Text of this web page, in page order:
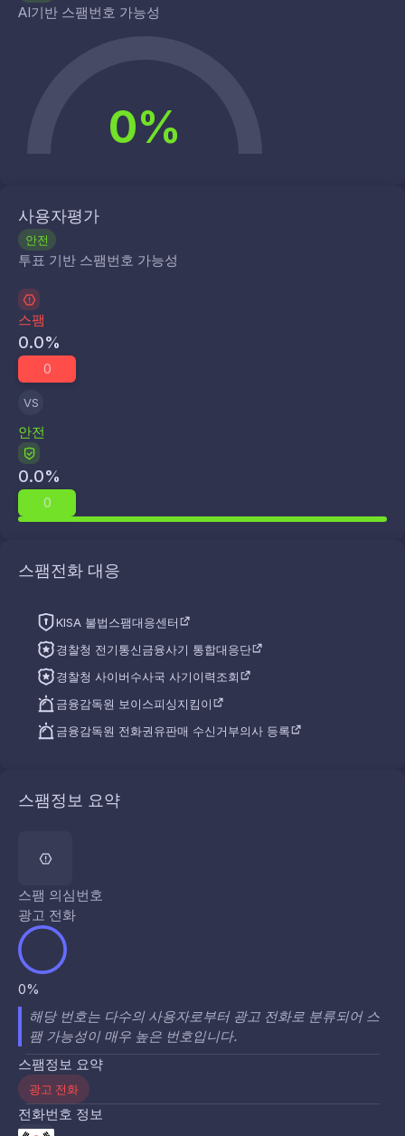
AI기반 스팸번호 가능성
0%
사용자평가
안전
투표 기반 스팸번호 가능성
스팸
0.0%
0
VS
안전
0.0%
0
스팸전화 대응
KISA 불법스팸대응센터
경찰청 전기통신금융사기 통합대응단
경찰청 사이버수사국 사기이력조회
금융감독원 보이스피싱지킴이
금융감독원 전화권유판매 수신거부의사 등록
스팸정보 요약
스팸 의심번호
광고 전화
0%
해당 번호는 다수의 사용자로부터 광고 전화로 분류되어 스
팸 가능성이 매우 높은 번호입니다.
스팸정보 요약
광고 전화
전화번호 정보